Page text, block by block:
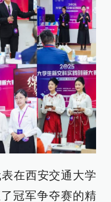
在西安交通大学
冠军争夺赛的精